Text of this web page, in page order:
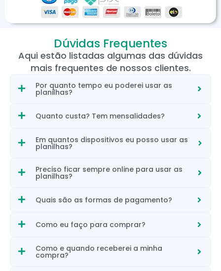
Dúvidas Frequentes
Aqui estão listadas algumas das dúvidas
mais frequentes de nossos clientes.
Por quanto tempo eu poderei usar as
planilhas?
Quanto custa? Tem mensalidades?
Em quantos dispositivos eu posso usar as
planilhas?
Preciso ficar sempre online para usar as
planilhas?
Quais são as formas de pagamento?
Como eu faço para comprar?
Como e quando receberei a minha
compra?